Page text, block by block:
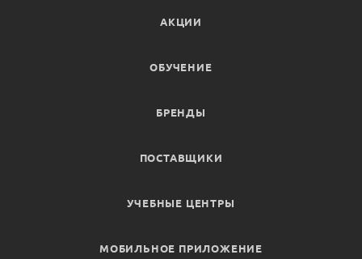
АКЦИИ
ОБУЧЕНИЕ
БРЕНДЫ
ПОСТАВЩИКИ
УЧЕБНЫЕ ЦЕНТРЫ
МОБИЛЬНОЕ ПРИЛОЖЕНИЕ